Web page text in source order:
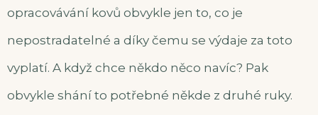
opracovávání kovů obvykle jen to, co je
nepostradatelné a díky čemu se výdaje za toto
vyplatí. A když chce někdo něco navíc? Pak
obvykle shání to potřebné někde z druhé ruky.